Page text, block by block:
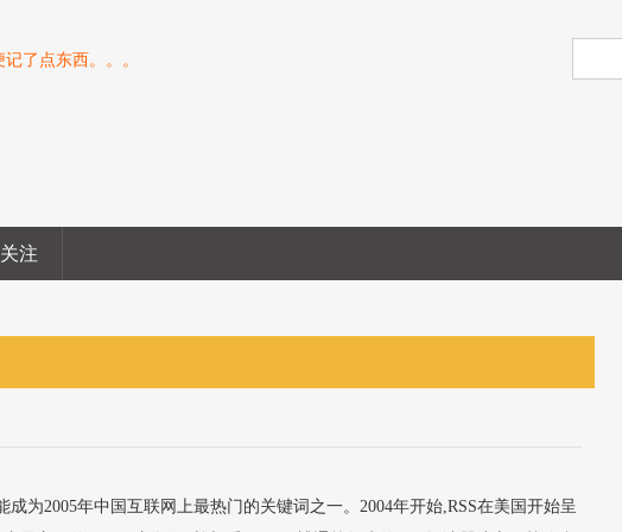
了点东西。。。
注
2005年中国互联网上最热门的关键词之一。2004年开始,RSS在美国开始呈